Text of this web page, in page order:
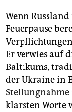
Wenn
Feuerpause
Er verwies auf
Baltikums,
der Ukraine in
Stellungnahme
klarsten Worte